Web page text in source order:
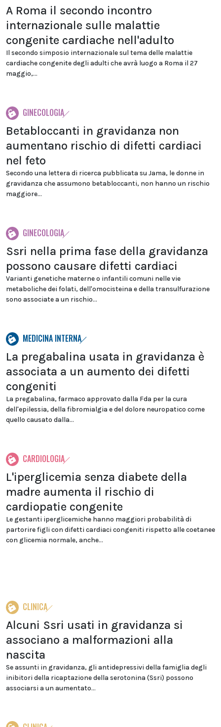
A Roma il secondo incontro
internazionale sulle malattie
congenite cardiache nell'adulto
Il secondo simposio internazionale sul tema delle malattie
cardiache congenite degli adulti che avrà luogo a Roma il 27
maggio,...
GINECOLOGIA
Betabloccanti in gravidanza non
aumentano rischio di difetti cardiaci
nel feto
Secondo una lettera di ricerca pubblicata su Jama, le donne in
gravidanza che assumono betabloccanti, non hanno un rischio
maggiore...
GINECOLOGIA
Ssri nella prima fase della gravidanza
possono causare difetti cardiaci
Varianti genetiche materne o infantili comuni nelle vie
metaboliche dei folati, dell'omocisteina e della transulfurazione
sono associate a un rischio...
MEDICINA INTERNA
La pregabalina usata in gravidanza è
associata a un aumento dei difetti
congeniti
La pregabalina, farmaco approvato dalla Fda per la cura
dell'epilessia, della fibromialgia e del dolore neuropatico come
quello causato dalla...
CARDIOLOGIA
L'iperglicemia senza diabete della
madre aumenta il rischio di
cardiopatie congenite
Le gestanti iperglicemiche hanno maggiori probabilità di
partorire figli con difetti cardiaci congeniti rispetto alle coetanee
con glicemia normale, anche...
CLINICA
Alcuni Ssri usati in gravidanza si
associano a malformazioni alla
nascita
Se assunti in gravidanza, gli antidepressivi della famiglia degli
inibitori della ricaptazione della serotonina (Ssri) possono
associarsi a un aumentato...